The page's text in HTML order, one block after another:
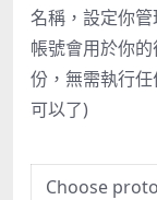
名稱，設定你
帳號會用於你
份，無需執行
可以了)
Choose